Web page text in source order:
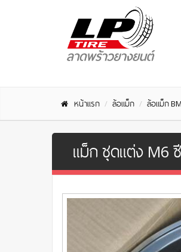
หน้าแรก ล้อแม็ก ล้อแม็ก
แม็ก ชุดแต่ง M6